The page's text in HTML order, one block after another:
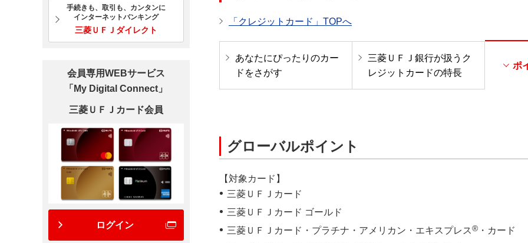
手続きも、取引も、カンタンに
インターネットバンキング
三菱ＵＦＪダイレクト
会員専用WEBサービス
「My Digital Connect」
三菱ＵＦＪカード会員
ログイン
「クレジットカード」TOPへ
あなたにぴったりのカー
ドをさがす
三菱ＵＦＪ銀行が扱うク
レジットカードの特長
ポ
グローバルポイント
【対象カード】
三菱ＵＦＪカード
三菱ＵＦＪカード ゴールド
三菱ＵＦＪカード・プラチナ・アメリカン・エキスプレス® ・カード